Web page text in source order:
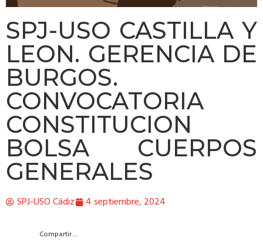
SPJ-USO CASTILLA Y
LEON. GERENCIA DE
BURGOS.
CONVOCATORIA
CONSTITUCION
BOLSA CUERPOS
GENERALES
SPJ-USO Cádiz 4 septiembre, 2024
Compartir….